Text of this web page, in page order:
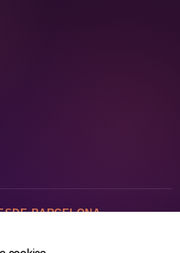
BARCELONA